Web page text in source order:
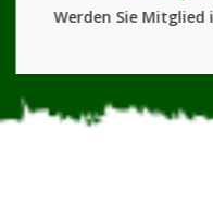
Werden Sie